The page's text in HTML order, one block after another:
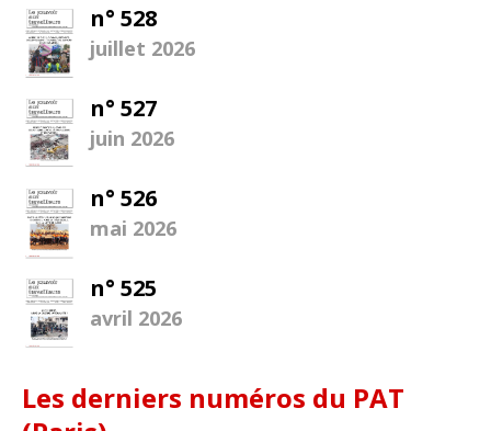
n° 528
juillet 2026
n° 527
juin 2026
n° 526
mai 2026
n° 525
avril 2026
Les derniers numéros du PAT